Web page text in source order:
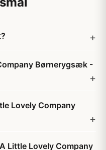
Børnerygsæk -
Lovely Company
Little Lovely Company